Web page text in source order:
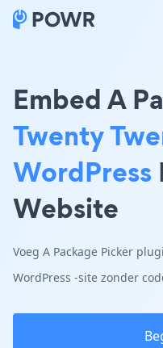
Embed A
Twenty
WordPress
Website
Voeg A Package Picker
WordPress -site zonder